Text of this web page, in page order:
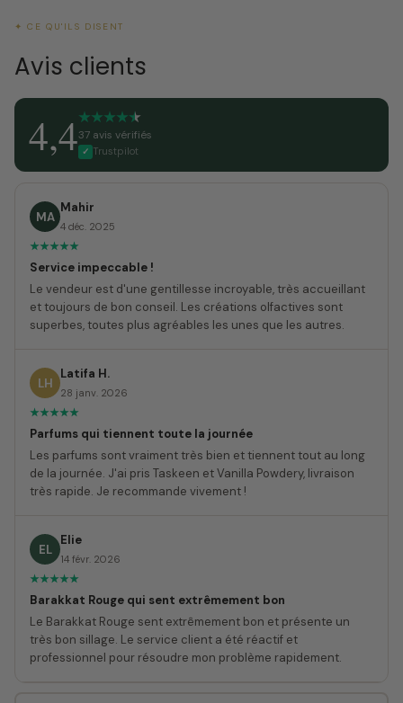
✦ CE QU'ILS DISENT
Avis clients
4,437 avis vérifiés
✓ Trustpilot
MA
Mahir
4 déc. 2025
Service impeccable !
Le vendeur est d'une gentillesse incroyable, très accueillant
et toujours de bon conseil. Les créations olfactives sont
superbes, toutes plus agréables les unes que les autres.
LH
Latifa H.
28 janv. 2026
Parfums qui tiennent toute la journée
Les parfums sont vraiment très bien et tiennent tout au long
de la journée. J'ai pris Taskeen et Vanilla Powdery, livraison
très rapide. Je recommande vivement !
EL
Elie
14 févr. 2026
Barakkat Rouge qui sent extrêmement bon
Le Barakkat Rouge sent extrêmement bon et présente un
très bon sillage. Le service client a été réactif et
professionnel pour résoudre mon problème rapidement.